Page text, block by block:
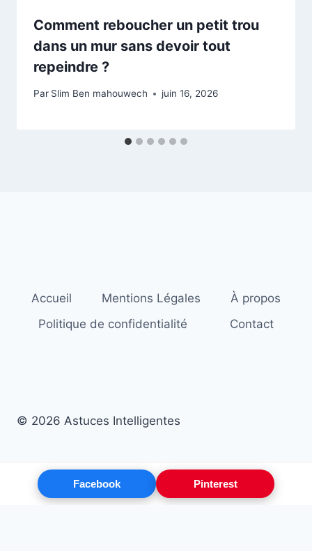
Comment reboucher un petit trou
dans un mur sans devoir tout
repeindre ?
Par Slim Ben mahouwech juin 16, 2026
Accueil Mentions Légales
À propos
Politique de confidentialité
Contact
© 2026 Astuces Intelligentes
Facebook Pinterest